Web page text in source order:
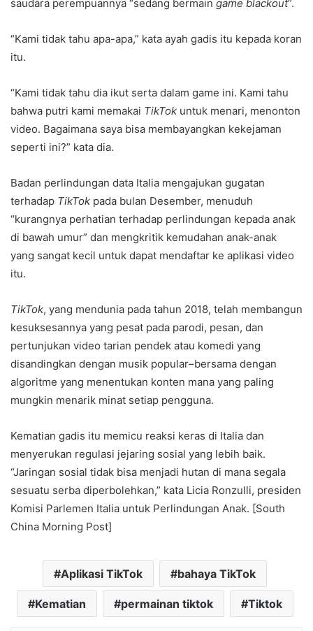
saudara perempuannya “sedang bermain game blackout“.
“Kami tidak tahu apa-apa,” kata ayah gadis itu kepada koran
itu.
“Kami tidak tahu dia ikut serta dalam game ini. Kami tahu
bahwa putri kami memakai TikTok untuk menari, menonton
video. Bagaimana saya bisa membayangkan kekejaman
seperti ini?” kata dia.
Badan perlindungan data Italia mengajukan gugatan
terhadap TikTok pada bulan Desember, menuduh
“kurangnya perhatian terhadap perlindungan kepada anak
di bawah umur” dan mengkritik kemudahan anak-anak
yang sangat kecil untuk dapat mendaftar ke aplikasi video
itu.
TikTok, yang mendunia pada tahun 2018, telah membangun
kesuksesannya yang pesat pada parodi, pesan, dan
pertunjukan video tarian pendek atau komedi yang
disandingkan dengan musik popular–bersama dengan
algoritme yang menentukan konten mana yang paling
mungkin menarik minat setiap pengguna.
Kematian gadis itu memicu reaksi keras di Italia dan
menyerukan regulasi jejaring sosial yang lebih baik.
“Jaringan sosial tidak bisa menjadi hutan di mana segala
sesuatu serba diperbolehkan,” kata Licia Ronzulli, presiden
Komisi Parlemen Italia untuk Perlindungan Anak. [South
China Morning Post]
Aplikasi TikTok bahaya TikTok
Kematian permainan tiktok Tiktok